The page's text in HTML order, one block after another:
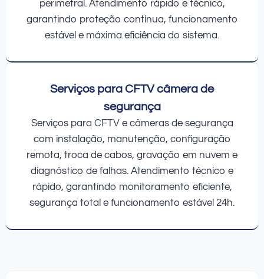
perimetral. Atendimento rápido e técnico,
garantindo proteção contínua, funcionamento
estável e máxima eficiência do sistema.
Serviços para CFTV câmera de
segurança
Serviços para CFTV e câmeras de segurança
com instalação, manutenção, configuração
remota, troca de cabos, gravação em nuvem e
diagnóstico de falhas. Atendimento técnico e
rápido, garantindo monitoramento eficiente,
segurança total e funcionamento estável 24h.